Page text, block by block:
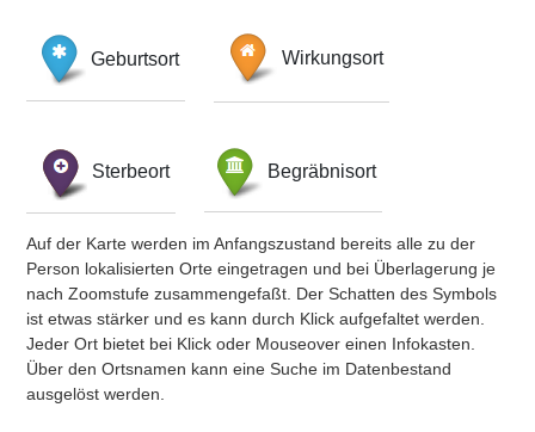
Geburtsort Wirkungsort
Sterbeort Begräbnisort
Auf der Karte werden im Anfangszustand bereits alle zu der
Person lokalisierten Orte eingetragen und bei Überlagerung je
nach Zoomstufe zusammengefaßt. Der Schatten des Symbols
ist etwas stärker und es kann durch Klick aufgefaltet werden.
Jeder Ort bietet bei Klick oder Mouseover einen Infokasten.
Über den Ortsnamen kann eine Suche im Datenbestand
ausgelöst werden.